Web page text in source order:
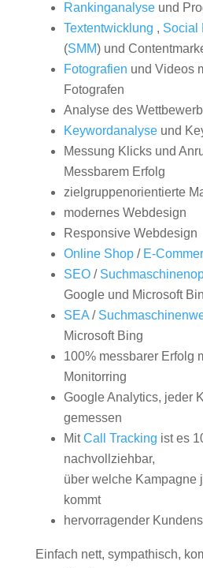
Rankinganalyseund
Textentwicklung , Social
(SMM) und
Fotografien und Videos
Fotografen
Analyse des
Keywordanalyseund
Messung Klicks und
Messbarem Erfolg
zielgruppenorientierte
modernes Webdesign
Responsive Webdesign
Online Shop/ E-
SEO/
Google und Microsoft
SEA/
Microsoft Bing
100% messbarer Erfolg
Monitorring
Google Analytics, jeder
gemessen
MitCall Tracking ist es
nachvollziehbar,
über welche Kampagne
kommt
hervorragender
Einfach nett, sympathisch,